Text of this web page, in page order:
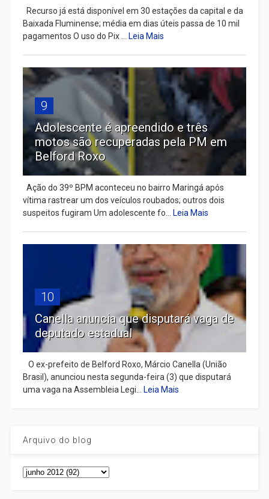
Recurso já está disponível em 30 estações da capital e da
Baixada Fluminense; média em dias úteis passa de 10 mil
pagamentos O uso do Pix ... Leia Mais
9
Adolescente é apreendido e três
motos são recuperadas pela PM em
Belford Roxo
Ação do 39º BPM aconteceu no bairro Maringá após
vítima rastrear um dos veículos roubados; outros dois
suspeitos fugiram Um adolescente fo... Leia Mais
10
Canella anuncia que disputará vaga de
deputado estadual
​ O ex-prefeito de Belford Roxo, Márcio Canella (União
Brasil), anunciou nesta segunda-feira (3) que disputará
uma vaga na Assembleia Legi... Leia Mais
Arquivo do blog